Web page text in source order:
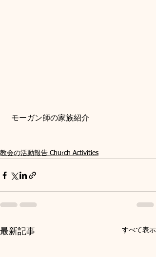
モーガン師の家族紹介
教会の活動報告 Church Activities
最新記事 すべて表示